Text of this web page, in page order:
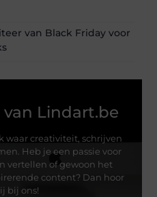
van Black Friday voor
Lindart.be
waar creativiteit, schrijven
Heb je een passie voor
vertellen of gewoon het
content? Dan hoor
bij ons!